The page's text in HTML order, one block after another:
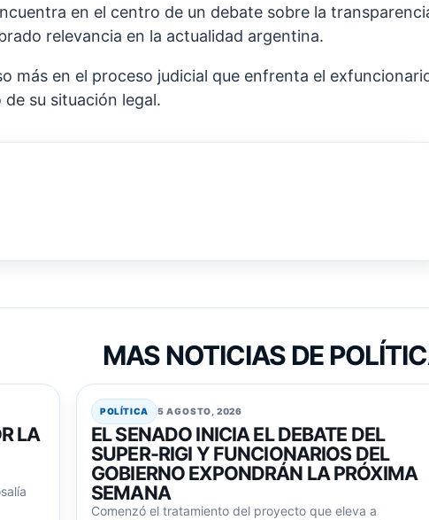
en el centro de un debate sobre la
relevancia en la actualidad argentina.
más en el proceso judicial que enfrenta el
su situación legal.
MAS NOTICIAS DE
LA
POLÍTICA 5 AGOSTO, 2026
EL SENADO INICIA EL DEBATE DEL
SUPER-RIGI Y FUNCIONARIOS DEL
GOBIERNO EXPONDRÁN LA PRÓXIMA
SEMANA
Comenzó el tratamiento del proyecto que eleva a